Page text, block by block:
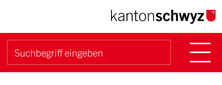
Navigieren im Kanton
Schnellnavigation
Suchbegriff